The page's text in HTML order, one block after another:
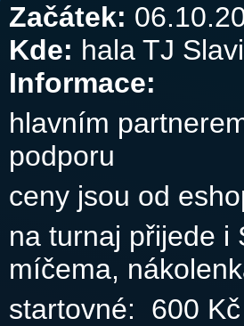
Začátek:
Kde: hala TJ
Informace:
hlavním
podporu
ceny jsou od
na turnaj přijede i
míčema,
startovné: 600